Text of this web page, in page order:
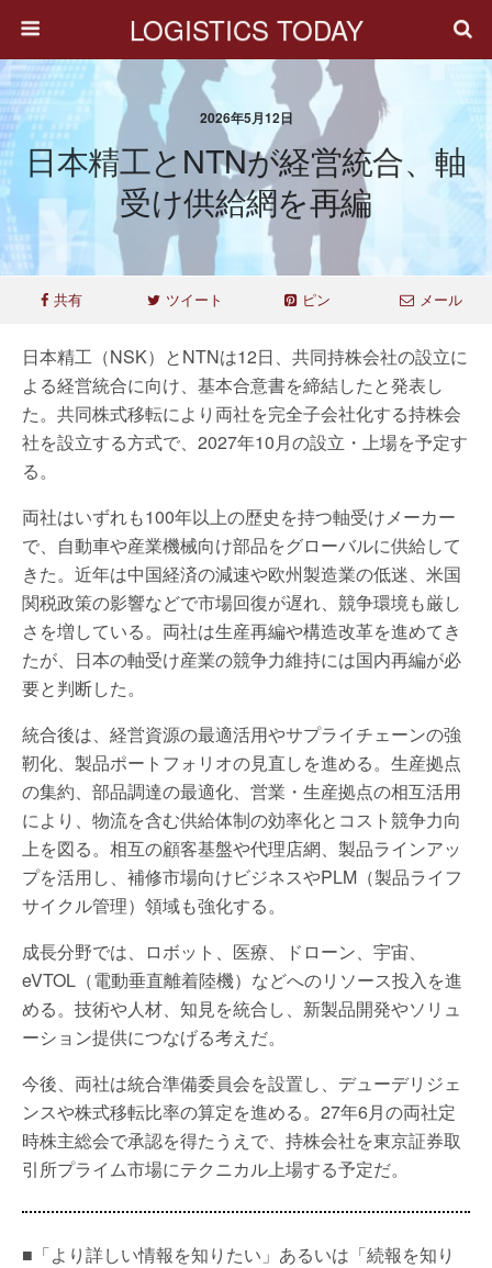
LOGISTICS TODAY
2026年5月12日
日本精工とNTNが経営統合、軸
受け供給網を再編
共有 ツイート ピン メール
日本精工（NSK）とNTNは12日、共同持株会社の設立に
よる経営統合に向け、基本合意書を締結したと発表し
た。共同株式移転により両社を完全子会社化する持株会
社を設立する方式で、2027年10月の設立・上場を予定す
る。
両社はいずれも100年以上の歴史を持つ軸受けメーカー
で、自動車や産業機械向け部品をグローバルに供給して
きた。近年は中国経済の減速や欧州製造業の低迷、米国
関税政策の影響などで市場回復が遅れ、競争環境も厳し
さを増している。両社は生産再編や構造改革を進めてき
たが、日本の軸受け産業の競争力維持には国内再編が必
要と判断した。
統合後は、経営資源の最適活用やサプライチェーンの強
靭化、製品ポートフォリオの見直しを進める。生産拠点
の集約、部品調達の最適化、営業・生産拠点の相互活用
により、物流を含む供給体制の効率化とコスト競争力向
上を図る。相互の顧客基盤や代理店網、製品ラインアッ
プを活用し、補修市場向けビジネスやPLM（製品ライフ
サイクル管理）領域も強化する。
成長分野では、ロボット、医療、ドローン、宇宙、
eVTOL（電動垂直離着陸機）などへのリソース投入を進
める。技術や人材、知見を統合し、新製品開発やソリュ
ーション提供につなげる考えだ。
今後、両社は統合準備委員会を設置し、デューデリジェ
ンスや株式移転比率の算定を進める。27年6月の両社定
時株主総会で承認を得たうえで、持株会社を東京証券取
引所プライム市場にテクニカル上場する予定だ。
■「より詳しい情報を知りたい」あるいは「続報を知り